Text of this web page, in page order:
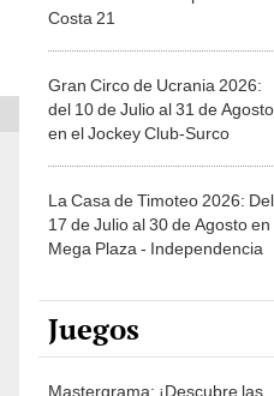
Gran Circo de Ucrania 2026:
del 10 de Julio al 31 de Agosto
en el Jockey Club-Surco
La Casa de Timoteo 2026: Del
17 de Julio al 30 de Agosto en
Mega Plaza - Independencia
Juegos
Mastergrama: ¡Descubre las
palabras escondidas en